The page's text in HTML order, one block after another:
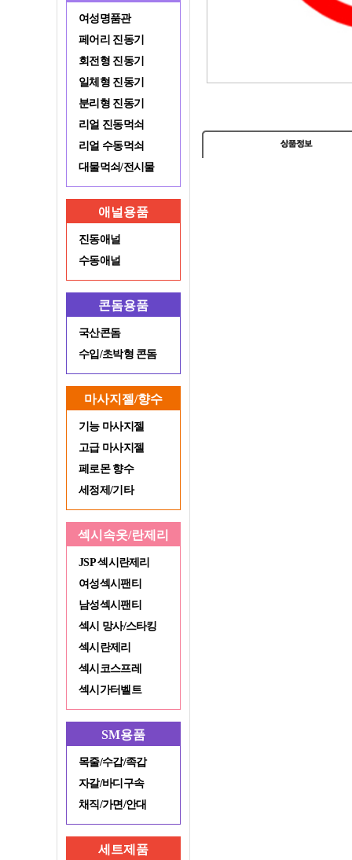
여성명품관
페어리 진동기
회전형 진동기
일체형 진동기
분리형 진동기
리얼 진동먹쇠
리얼 수동먹쇠
대물먹쇠/전시물
애널용품
진동애널
수동애널
콘돔용품
국산콘돔
수입/초박형 콘돔
마사지젤/향수
기능 마사지젤
고급 마사지젤
페로몬 향수
세정제/기타
섹시속옷/란제리
JSP 섹시란제리
여성섹시팬티
남성섹시팬티
섹시 망사/스타킹
섹시란제리
섹시코스프레
섹시가터벨트
SM용품
목줄/수갑/족갑
자갈/바디구속
채직/가면/안대
세트제품